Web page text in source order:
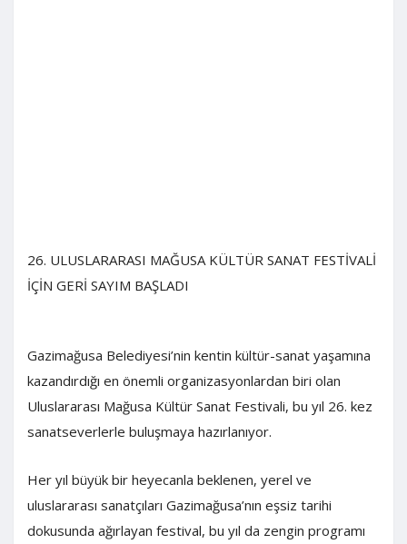
26. ULUSLARARASI MAĞUSA KÜLTÜR SANAT FESTİVALİ
İÇİN GERİ SAYIM BAŞLADI
Gazimağusa Belediyesi’nin kentin kültür-sanat yaşamına
kazandırdığı en önemli organizasyonlardan biri olan
Uluslararası Mağusa Kültür Sanat Festivali, bu yıl 26. kez
sanatseverlerle buluşmaya hazırlanıyor.
Her yıl büyük bir heyecanla beklenen, yerel ve
uluslararası sanatçıları Gazimağusa’nın eşsiz tarihi
dokusunda ağırlayan festival, bu yıl da zengin programı